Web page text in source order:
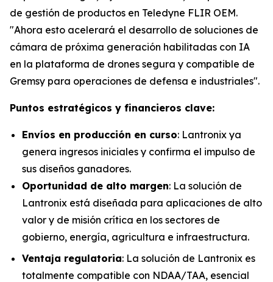
de gestión de productos en Teledyne FLIR OEM.
"Ahora esto acelerará el desarrollo de soluciones de
cámara de próxima generación habilitadas con IA
en la plataforma de drones segura y compatible de
Gremsy para operaciones de defensa e industriales".
Puntos estratégicos y financieros clave:
Envíos en producción en curso: Lantronix ya
genera ingresos iniciales y confirma el impulso de
sus diseños ganadores.
Oportunidad de alto margen: La solución de
Lantronix está diseñada para aplicaciones de alto
valor y de misión crítica en los sectores de
gobierno, energía, agricultura e infraestructura.
Ventaja regulatoria: La solución de Lantronix es
totalmente compatible con NDAA/TAA, esencial